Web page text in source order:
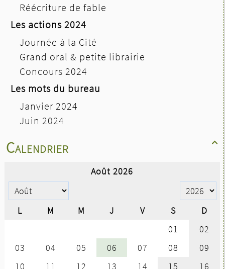
Réécriture de fable
Les actions 2024
Journée à la Cité
Grand oral & petite librairie
Concours 2024
Les mots du bureau
Janvier 2024
Juin 2024

Calendrier